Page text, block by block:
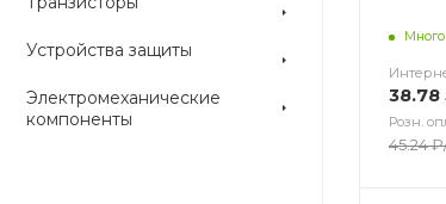
Устройства защиты
Электромеханические
компоненты
Много
38.78
Розн.
45.24₽